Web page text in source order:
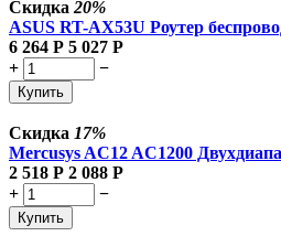
Скидка 20%
ASUS RT-AX53U Роутер
6 264 Р 5 027 Р
+
−
Купить
Скидка 17%
Mercusys AC12 AC1200
2 518 Р 2 088 Р
+
−
Купить